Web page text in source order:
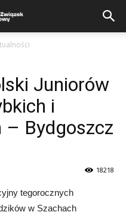
Juniorów
i
– Bydgoszcz
18218
tegorocznych
w Szachach